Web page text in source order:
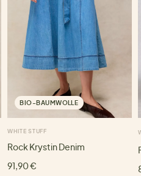
BIO-BAUMWOLLE
WHITE STUFF
Rock Krystin Denim
91,90 €